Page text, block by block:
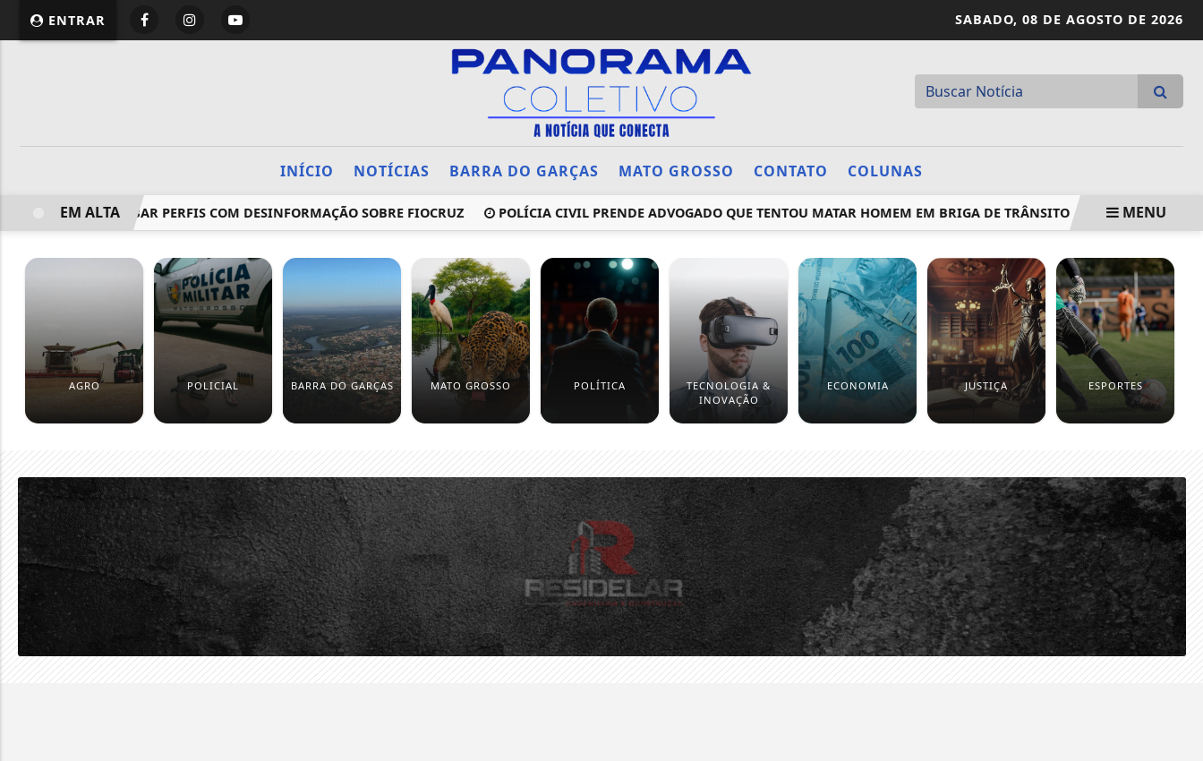
ENTRAR SABADO, 08 DE AGOSTO DE 2026
INÍCIO NOTÍCIAS BARRA DO GARÇAS MATO GROSSO CONTATO COLUNAS
MANDA DERRUBAR PERFIS COM DESINFORMAÇÃO SOBRE FIOCRUZ POLÍCIA CIVIL PRENDE ADVOGADO QUE TENTOU MATAR HOMEM EM BRIGA DE TRÂNSITO PREFEITO
EM ALTA MENU
AGRO POLICIAL BARRA DO GARÇAS MATO GROSSO POLÍTICA
TECNOLOGIA &
INOVAÇÃO
ECONOMIA JUSTIÇA ESPORTES